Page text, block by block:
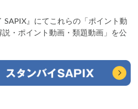
SAPIX』にてこれらの「ポイント動
・ポイント動画・類題動画」を公